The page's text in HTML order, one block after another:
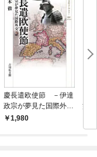
慶長遣欧使節 －伊達
政宗が夢見た国際外交
－1,980
蟹